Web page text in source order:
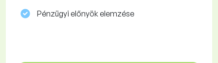
Pénzügyi előnyök elemzése